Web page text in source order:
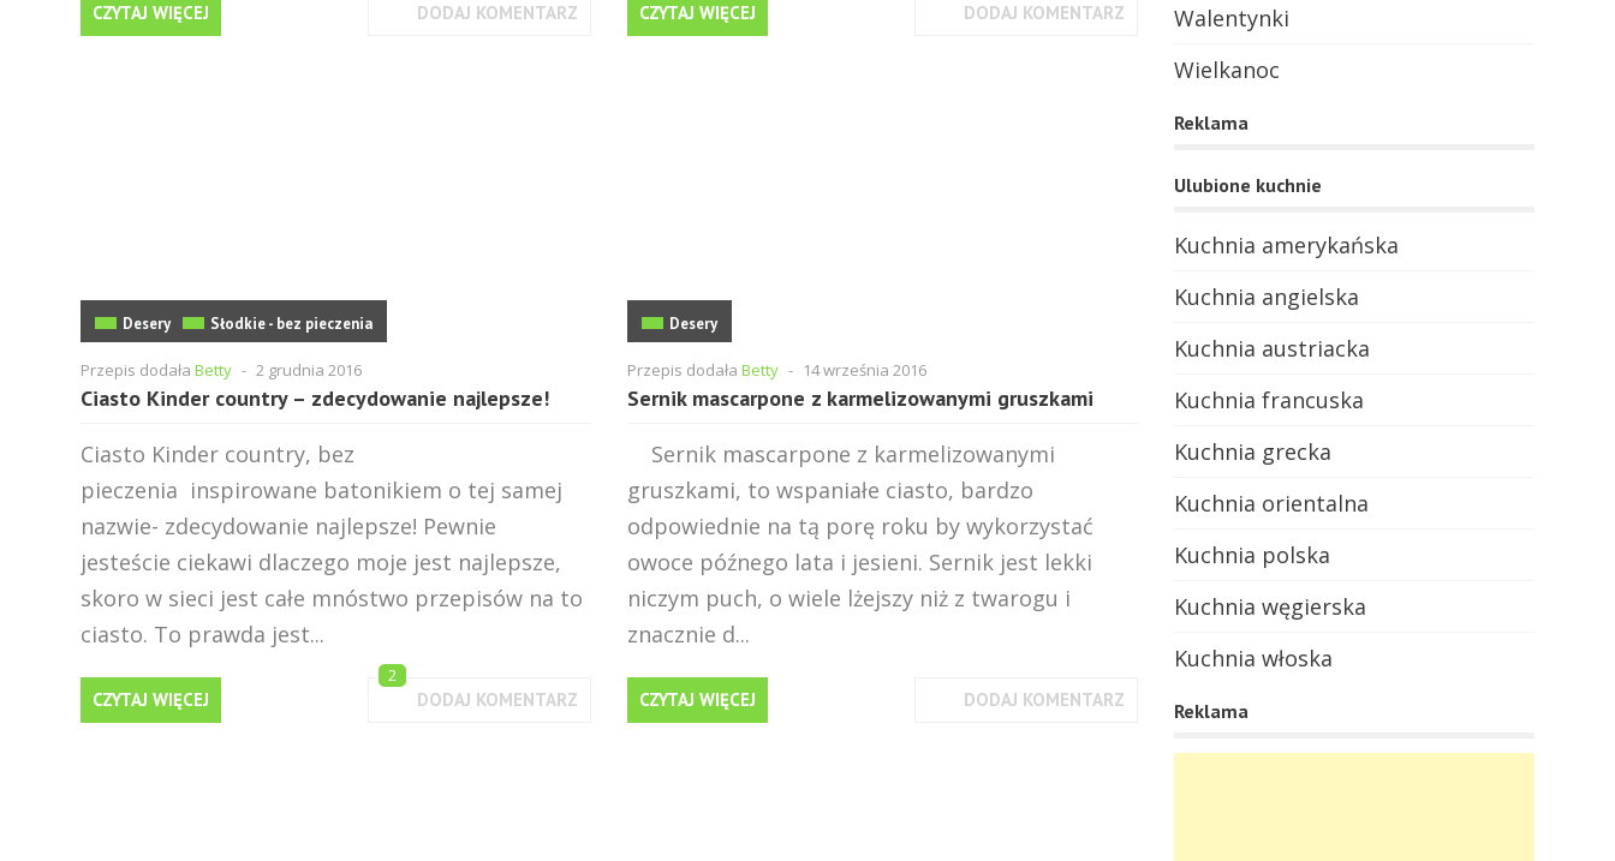
CZYTAJ WIĘCEJ DODAJ KOMENTARZ CZYTAJ WIĘCEJ DODAJ KOMENTARZ
Desery Słodkie - bez pieczenia
Przepis dodała Betty - 2 grudnia 2016
Ciasto Kinder country – zdecydowanie najlepsze!
Ciasto Kinder country, bez
pieczenia inspirowane batonikiem o tej samej
nazwie- zdecydowanie najlepsze! Pewnie
jesteście ciekawi dlaczego moje jest najlepsze,
skoro w sieci jest całe mnóstwo przepisów na to
ciasto. To prawda jest...
CZYTAJ WIĘCEJ
2
DODAJ KOMENTARZ
Desery
Przepis dodała Betty - 14 września 2016
Sernik mascarpone z karmelizowanymi gruszkami
Sernik mascarpone z karmelizowanymi
gruszkami, to wspaniałe ciasto, bardzo
odpowiednie na tą porę roku by wykorzystać
owoce późnego lata i jesieni. Sernik jest lekki
niczym puch, o wiele lżejszy niż z twarogu i
znacznie d...
CZYTAJ WIĘCEJ DODAJ KOMENTARZ
Walentynki
Wielkanoc
Reklama
Ulubione kuchnie
Kuchnia amerykańska
Kuchnia angielska
Kuchnia austriacka
Kuchnia francuska
Kuchnia grecka
Kuchnia orientalna
Kuchnia polska
Kuchnia węgierska
Kuchnia włoska
Reklama